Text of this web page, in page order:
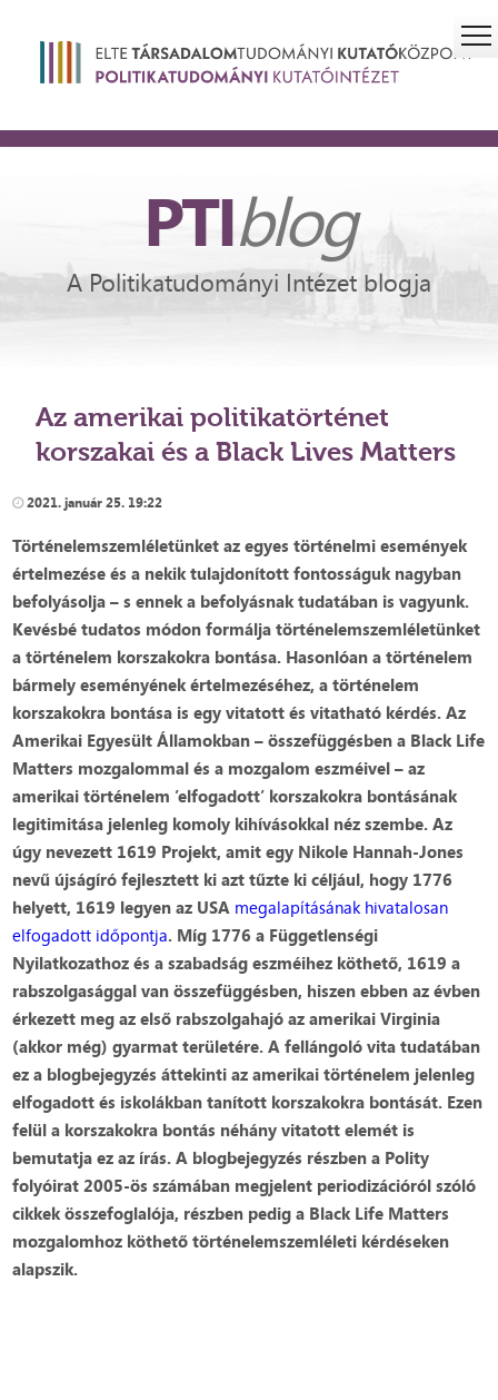
PTIblog
A Politikatudományi Intézet blogja
Az amerikai politikatörténet
korszakai és a Black Lives Matters
2021. január 25. 19:22
Történelemszemléletünket az egyes történelmi események
értelmezése és a nekik tulajdonított fontosságuk nagyban
befolyásolja – s ennek a befolyásnak tudatában is vagyunk.
Kevésbé tudatos módon formálja történelemszemléletünket
a történelem korszakokra bontása. Hasonlóan a történelem
bármely eseményének értelmezéséhez, a történelem
korszakokra bontása is egy vitatott és vitatható kérdés. Az
Amerikai Egyesült Államokban – összefüggésben a Black Life
Matters mozgalommal és a mozgalom eszméivel – az
amerikai történelem ’elfogadott’ korszakokra bontásának
legitimitása jelenleg komoly kihívásokkal néz szembe. Az
úgy nevezett 1619 Projekt, amit egy Nikole Hannah-Jones
nevű újságíró fejlesztett ki azt tűzte ki céljául, hogy 1776
helyett, 1619 legyen az USA megalapításának hivatalosan
elfogadott időpontja. Míg 1776 a Függetlenségi
Nyilatkozathoz és a szabadság eszméihez köthető, 1619 a
rabszolgasággal van összefüggésben, hiszen ebben az évben
érkezett meg az első rabszolgahajó az amerikai Virginia
(akkor még) gyarmat területére. A fellángoló vita tudatában
ez a blogbejegyzés áttekinti az amerikai történelem jelenleg
elfogadott és iskolákban tanított korszakokra bontását. Ezen
felül a korszakokra bontás néhány vitatott elemét is
bemutatja ez az írás. A blogbejegyzés részben a Polity
folyóirat 2005-ös számában megjelent periodizációról szóló
cikkek összefoglalója, részben pedig a Black Life Matters
mozgalomhoz köthető történelemszemléleti kérdéseken
alapszik.